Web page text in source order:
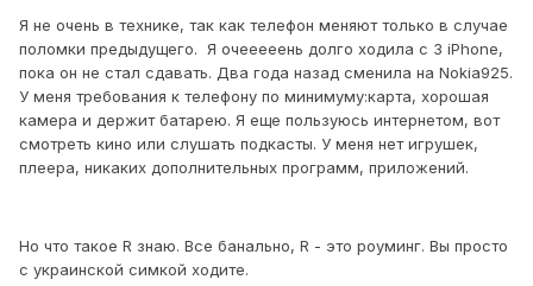
Я не очень в технике, так как телефон меняют только в случае
поломки предыдущего. Я очееееень долго ходила с 3 iPhone,
пока он не стал сдавать. Два года назад сменила на Nokia925.
У меня требования к телефону по минимуму:карта, хорошая
камера и держит батарею. Я еще пользуюсь интернетом, вот
смотреть кино или слушать подкасты. У меня нет игрушек,
плеера, никаких дополнительных программ, приложений.
Но что такое R знаю. Все банально, R - это роуминг. Вы просто
с украинской симкой ходите.